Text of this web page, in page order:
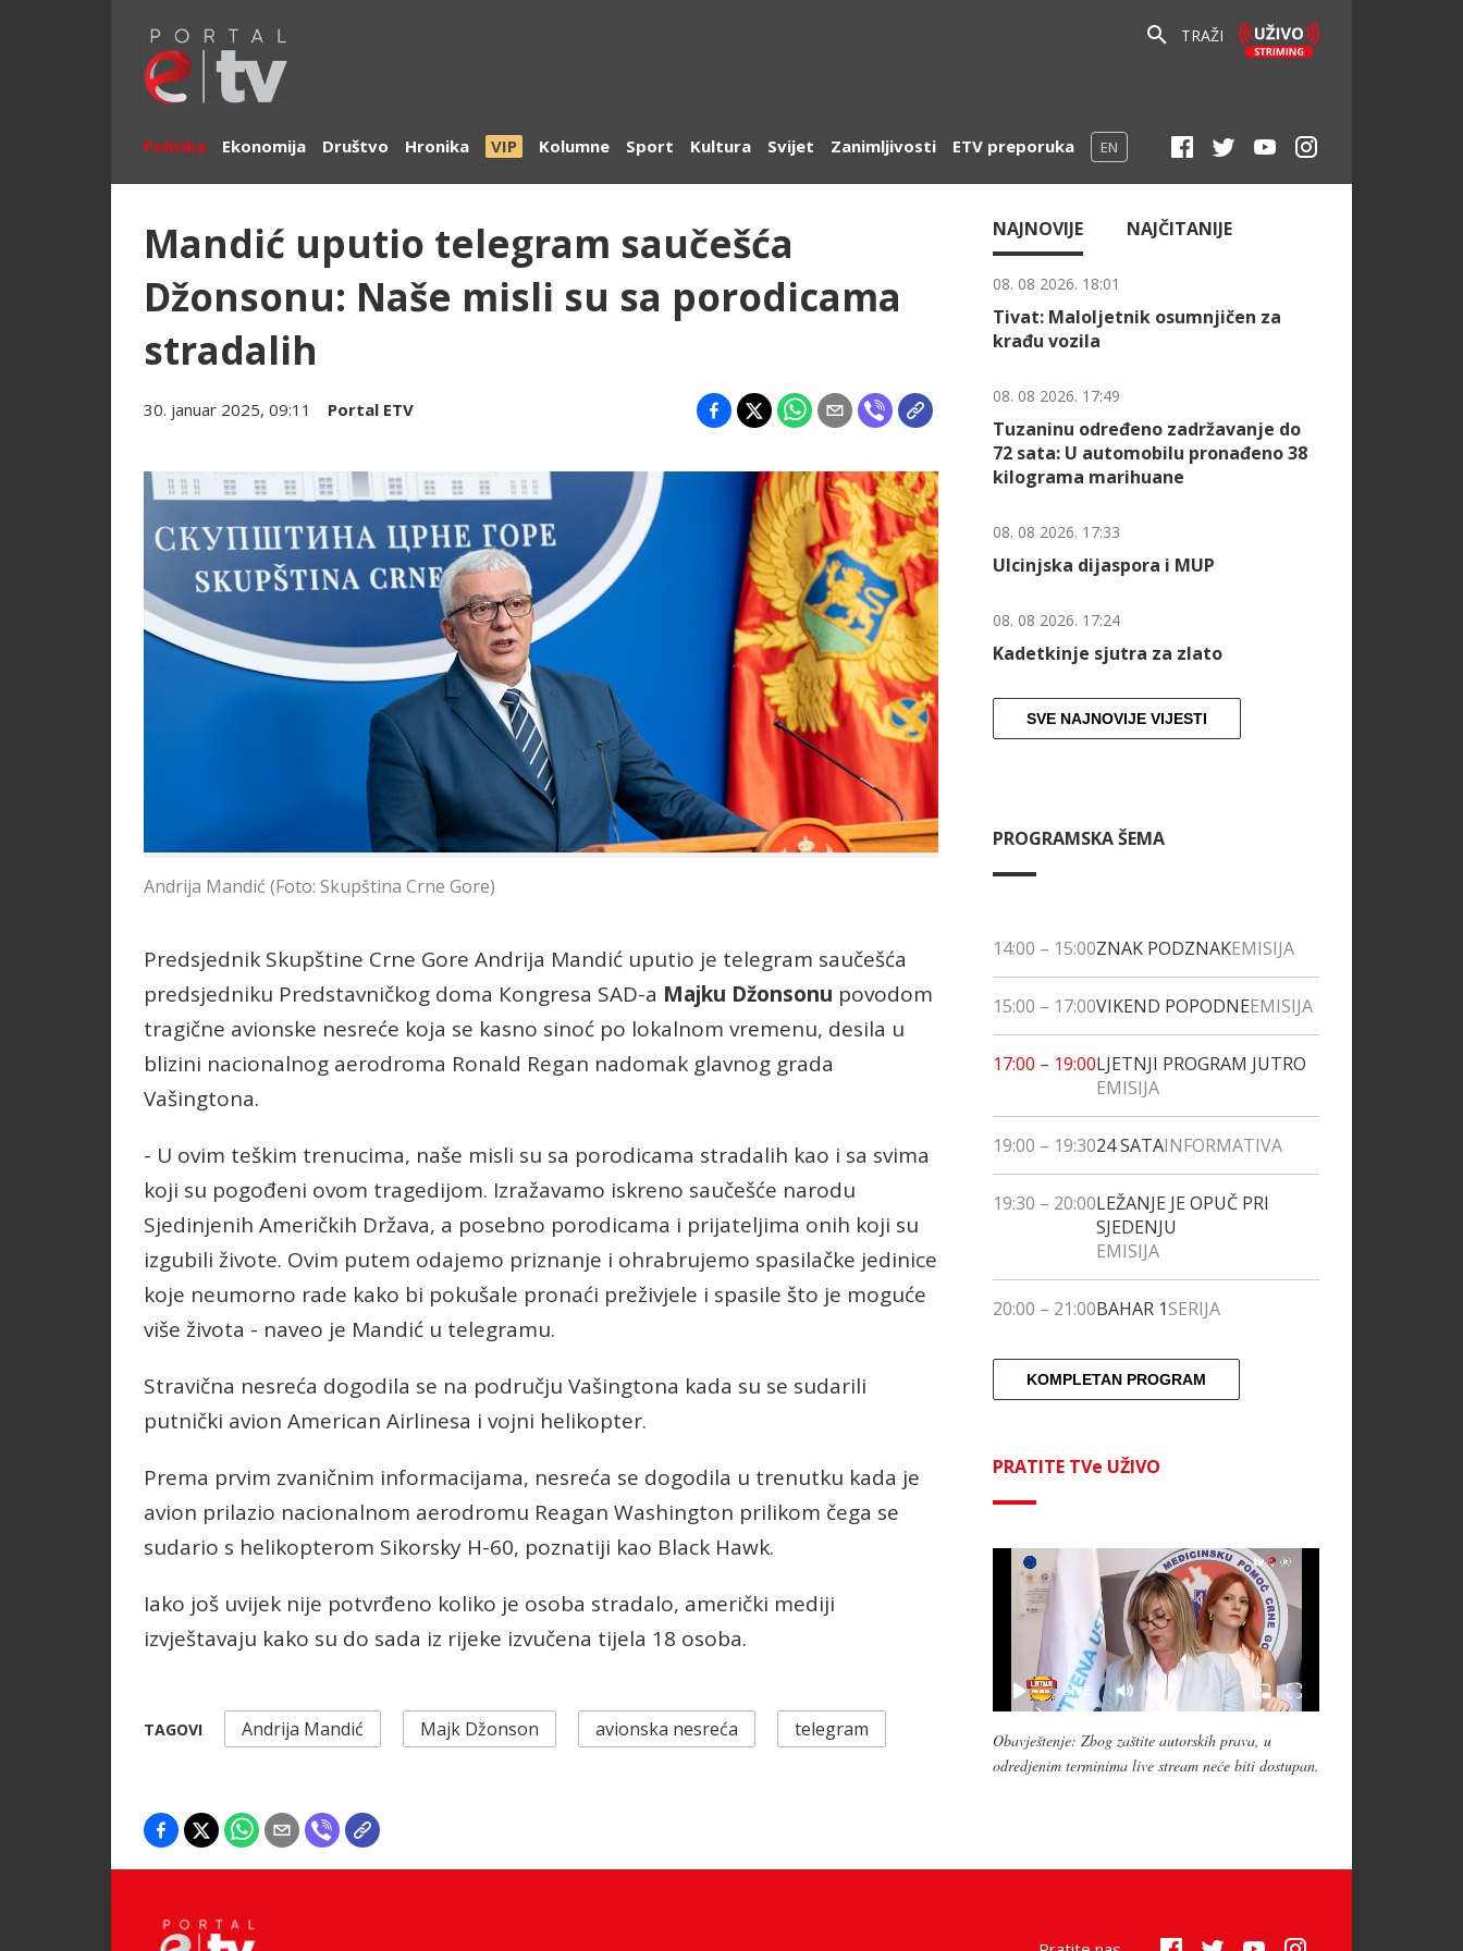
TRAŽI
Politika Ekonomija Društvo Hronika VIP Kolumne Sport Kultura Svijet Zanimljivosti ETV preporuka EN
Mandić uputio telegram saučešća
Džonsonu: Naše misli su sa porodicama
stradalih
30. januar 2025, 09:11 Portal ETV
Andrija Mandić (Foto: Skupština Crne Gore)
Predsjednik Skupštine Crne Gore Andrija Mandić uputio je telegram saučešća
predsjedniku Predstavničkog doma Кongresa SAD-a Majku Džonsonu povodom
tragične avionske nesreće koja se kasno sinoć po lokalnom vremenu, desila u
blizini nacionalnog aerodroma Ronald Regan nadomak glavnog grada
Vašingtona.
- U ovim teškim trenucima, naše misli su sa porodicama stradalih kao i sa svima
koji su pogođeni ovom tragedijom. Izražavamo iskreno saučešće narodu
Sjedinjenih Američkih Država, a posebno porodicama i prijateljima onih koji su
izgubili živote. Ovim putem odajemo priznanje i ohrabrujemo spasilačke jedinice
koje neumorno rade kako bi pokušale pronaći preživjele i spasile što je moguće
više života - naveo je Mandić u telegramu.
Stravična nesreća dogodila se na području Vašingtona kada su se sudarili
putnički avion American Airlinesa i vojni helikopter.
Prema prvim zvaničnim informacijama, nesreća se dogodila u trenutku kada je
avion prilazio nacionalnom aerodromu Reagan Washington prilikom čega se
sudario s helikopterom Sikorsky H-60, poznatiji kao Black Hawk.
Iako još uvijek nije potvrđeno koliko je osoba stradalo, američki mediji
izvještavaju kako su do sada iz rijeke izvučena tijela 18 osoba.
TAGOVI Andrija Mandić Majk Džonson avionska nesreća telegram
NAJNOVIJE NAJČITANIJE
08. 08 2026. 18:01
Tivat: Maloljetnik osumnjičen za
krađu vozila
08. 08 2026. 17:49
Tuzaninu određeno zadržavanje do
72 sata: U automobilu pronađeno 38
kilograma marihuane
08. 08 2026. 17:33
Ulcinjska dijaspora i MUP
08. 08 2026. 17:24
Kadetkinje sjutra za zlato
SVE NAJNOVIJE VIJESTI
PROGRAMSKA ŠEMA
14:00 – 15:00ZNAK PODZNAKEMISIJA
15:00 – 17:00VIKEND POPODNEEMISIJA
17:00 – 19:00LJETNJI PROGRAM JUTRO
EMISIJA
19:00 – 19:3024 SATAINFORMATIVA
19:30 – 20:00LEŽANJE JE OPUČ PRI
SJEDENJU
EMISIJA
20:00 – 21:00BAHAR 1SERIJA
KOMPLETAN PROGRAM
PRATITE TVe UŽIVO
Obavještenje: Zbog zaštite autorskih prava, u
odredjenim terminima live stream neće biti dostupan.